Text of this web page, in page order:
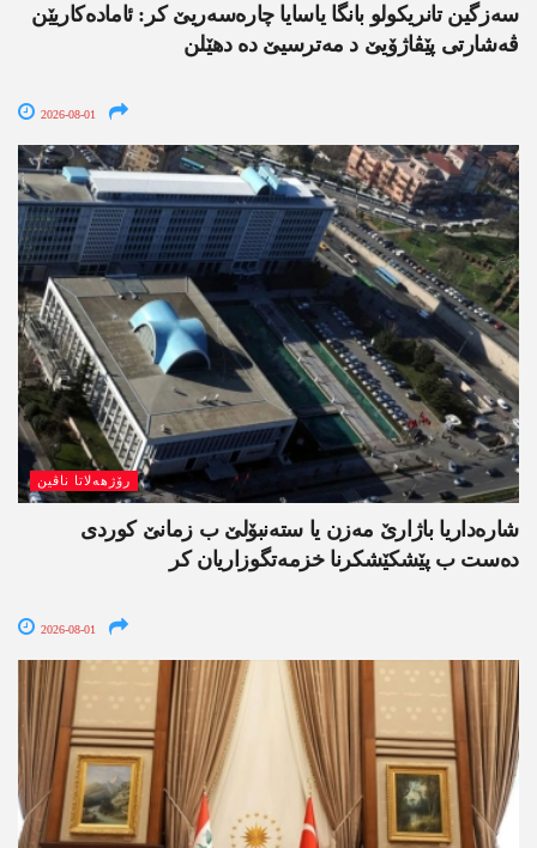
سەزگین تانریکولو بانگا یاسایا چارەسەریێ کر: ئامادەکاریێن
ڤەشارتی پێڤاژۆیێ د مەترسیێ دە دھێلن
2026-08-01
رۆژھەلاتا ناڤین
شارەداریا باژارێ مەزن یا ستەنبۆلێ ب زمانێ کوردی
دەست ب پێشکێشکرنا خزمەتگوزاریان کر
2026-08-01